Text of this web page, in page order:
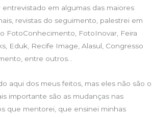
entrevistado em algumas das maiores
revistas do seguimento, palestrei em
FotoConhecimento, FotoInovar, Feira
Eduk, Recife Image, Alasul, Congresso
entre outros…
aqui dos meus feitos, mas eles não são o
importante são as mudanças nas
que mentorei, que ensinei minhas